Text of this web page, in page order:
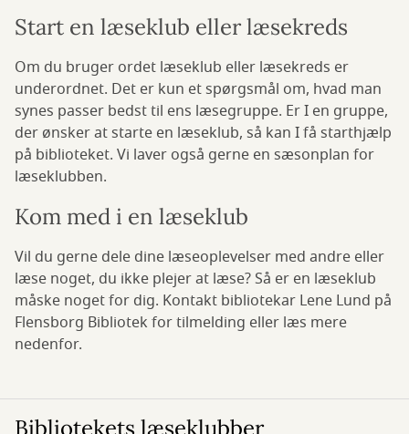
Start en læseklub eller læsekreds
Om du bruger ordet læseklub eller læsekreds er
underordnet. Det er kun et spørgsmål om, hvad man
synes passer bedst til ens læsegruppe. Er I en gruppe,
der ønsker at starte en læseklub, så kan I få starthjælp
på biblioteket. Vi laver også gerne en sæsonplan for
læseklubben.
Kom med i en læseklub
Vil du gerne dele dine læseoplevelser med andre eller
læse noget, du ikke plejer at læse? Så er en læseklub
måske noget for dig. Kontakt bibliotekar Lene Lund på
Flensborg Bibliotek for tilmelding eller læs mere
nedenfor.
Bibliotekets læseklubber